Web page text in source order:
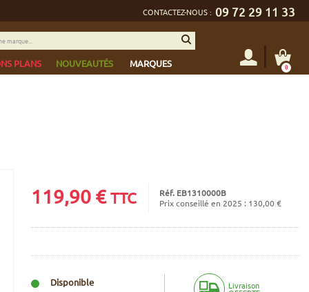
CONTACTEZ-NOUS : 09 72 29 11 33
PLANS NOUVEAUTÉS MARQUES 0
119,90€ TTC
Réf. EB1310000B
Prix conseillé en 2025 : 130,00 €
Disponible Livraison